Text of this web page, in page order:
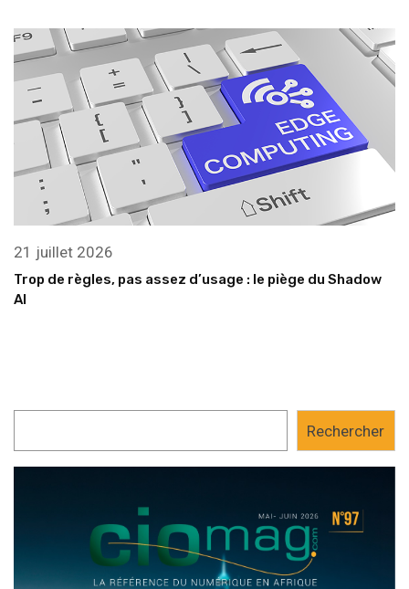
21 juillet 2026
Trop de règles, pas assez d’usage : le piège du Shadow
AI
Rechercher